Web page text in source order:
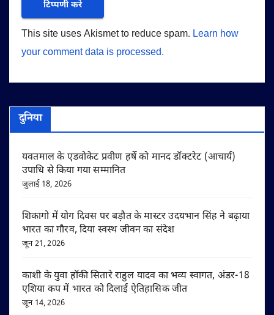
This site uses Akismet to reduce spam. Learn how
your comment data is processed.
दुनिया
यवतमाल के एडवोकेट प्रवीण हर्षे को मानद डॉक्टरेट (आचार्य)
उपाधि से किया गया सम्मानित
जुलाई 18, 2026
शिकागो में योग दिवस पर बड़ौत के मास्टर उदयभान सिंह ने बढ़ाया
भारत का गौरव, दिया स्वस्थ जीवन का संदेश
जून 21, 2026
काशी के युवा हॉकी सितारे राहुल यादव का भव्य स्वागत, अंडर-18
एशिया कप में भारत को दिलाई ऐतिहासिक जीत
जून 14, 2026